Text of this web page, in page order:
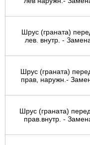
Шрус (граната)
лев. внутр. -
Шрус (граната)
прав, наружн.-
Шрус (граната)
прав.внутр. -